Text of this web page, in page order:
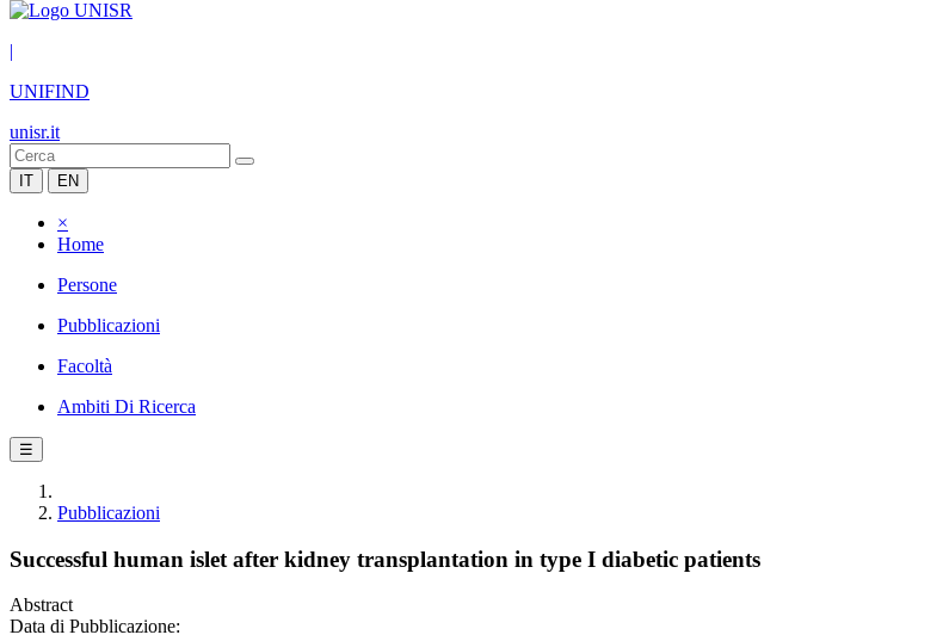
|
UNIFIND
unisr.it
IT EN
×
Home
Persone
Pubblicazioni
Facoltà
Ambiti Di Ricerca
☰
Pubblicazioni
Successful human islet after kidney transplantation in type I diabetic patients
Abstract
Data di Pubblicazione: